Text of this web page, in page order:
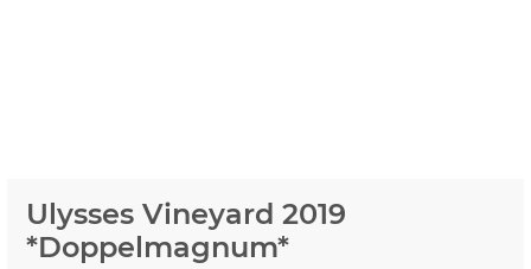
Ulysses Vineyard 2019
*Doppelmagnum*